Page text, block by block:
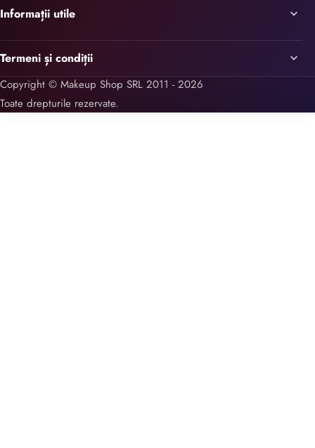
Informații utile
Termeni și condiții
Copyright © Makeup Shop SRL 2011 - 2026
Toate drepturile rezervate.